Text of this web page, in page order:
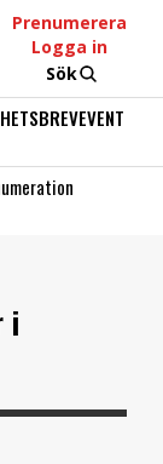
Prenumerera
Logga in
Sök
EVENT
i